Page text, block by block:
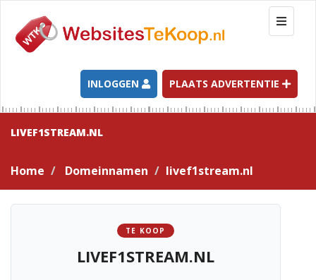
T
o
g
l
e
n
a
t
INLOGGEN PLAATS ADVERTENTIE
LIVEF1STREAM.NL
Home Domeinnamen livef1stream.nl
TE KOOP
LIVEF1STREAM.NL